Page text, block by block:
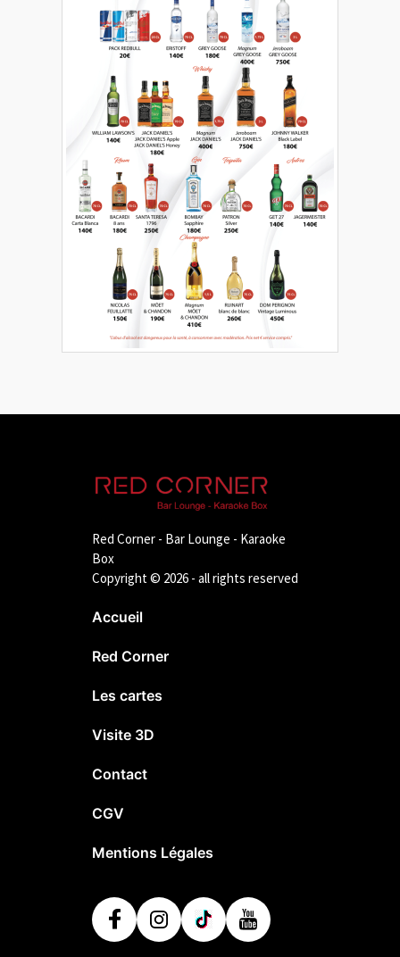
Red Corner - Bar Lounge - Karaoke
Box
Copyright © 2026 - all rights reserved
Accueil
Red Corner
Les cartes
Visite 3D
Contact
CGV
Mentions Légales